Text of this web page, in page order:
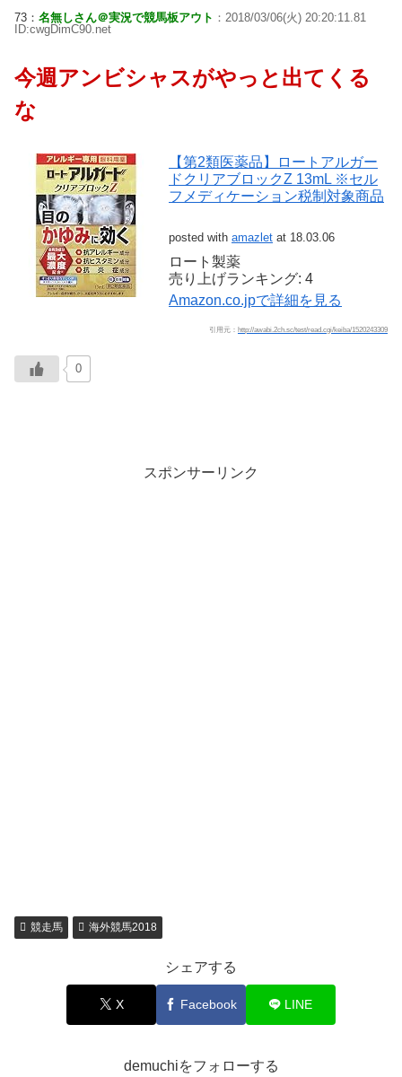
73： 名無しさん＠実況で競馬板アウト ：2018/03/06(火) 20:20:11.81
ID:cwgDimC90.net
今週アンビシャスがやっと出てくる
な
【第2類医薬品】ロートアルガー
ドクリアブロックZ 13mL ※セル
フメディケーション税制対象商品
posted with amazlet at 18.03.06
ロート製薬
売り上げランキング: 4
Amazon.co.jpで詳細を見る
引用元： http://awabi.2ch.sc/test/read.cgi/keiba/1520243309
0
スポンサーリンク
競走馬 海外競馬2018
シェアする
X Facebook LINE
demuchiをフォローする